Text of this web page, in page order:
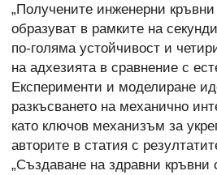
„Получените инженерни
образуват в рамките на
по-голяма устойчивост и
на адхезията в сравнение с
Експерименти и моделиране
разкъсването на механично
като ключов механизъм за
авторите в статия с
„Създаване на здравни кръвни